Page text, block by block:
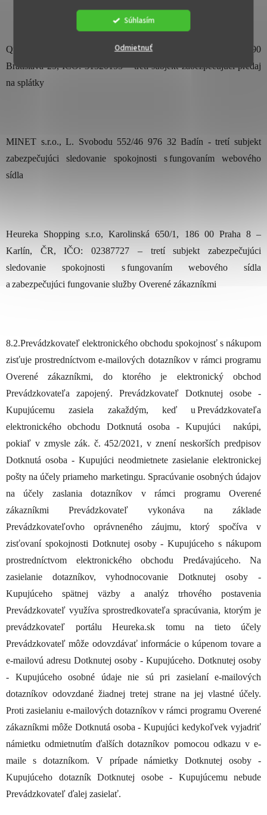
Odmietnuť
Súhlasím
Quatro / Všeobecná úverová banka a.s., Mlynské nivy 1, 829 90
Bratislava 25, IČO: 31320155 – tretí subjekt zabezpečujúci predaj
na splátky
MINET s.r.o., L. Svobodu 552/46 976 32 Badín - tretí subjekt
zabezpečujúci sledovanie spokojnosti s fungovaním webového
sídla
Heureka Shopping s.r.o, Karolinská 650/1, 186 00 Praha 8 –
Karlín, ČR, IČO: 02387727 – tretí subjekt zabezpečujúci
sledovanie spokojnosti s fungovaním webového sídla
a zabezpečujúci fungovanie služby Overené zákazníkmi
8.2.Prevádzkovateľ elektronického obchodu spokojnosť s nákupom
zisťuje prostredníctvom e-mailových dotazníkov v rámci programu
Overené zákazníkmi, do ktorého je elektronický obchod
Prevádzkovateľa zapojený. Prevádzkovateľ Dotknutej osobe -
Kupujúcemu zasiela zakaždým, keď u Prevádzkovateľa
elektronického obchodu Dotknutá osoba - Kupujúci nakúpi,
pokiaľ v zmysle zák. č. 452/2021, v znení neskorších predpisov
Dotknutá osoba - Kupujúci neodmietnete zasielanie elektronickej
pošty na účely priameho marketingu. Spracúvanie osobných údajov
na účely zaslania dotazníkov v rámci programu Overené
zákazníkmi Prevádzkovateľ vykonáva na základe
Prevádzkovateľovho oprávneného záujmu, ktorý spočíva v
zisťovaní spokojnosti Dotknutej osoby - Kupujúceho s nákupom
prostredníctvom elektronického obchodu Predávajúceho. Na
zasielanie dotazníkov, vyhodnocovanie Dotknutej osoby -
Kupujúceho spätnej väzby a analýz trhového postavenia
Prevádzkovateľ využíva sprostredkovateľa spracúvania, ktorým je
prevádzkovateľ portálu Heureka.sk tomu na tieto účely
Prevádzkovateľ môže odovzdávať informácie o kúpenom tovare a
e-mailovú adresu Dotknutej osoby - Kupujúceho. Dotknutej osoby
- Kupujúceho osobné údaje nie sú pri zasielaní e-mailových
dotazníkov odovzdané žiadnej tretej strane na jej vlastné účely.
Proti zasielaniu e-mailových dotazníkov v rámci programu Overené
zákazníkmi môže Dotknutá osoba - Kupujúci kedykoľvek vyjadriť
námietku odmietnutím ďalších dotazníkov pomocou odkazu v e-
maile s dotazníkom. V prípade námietky Dotknutej osoby -
Kupujúceho dotazník Dotknutej osobe - Kupujúcemu nebude
Prevádzkovateľ ďalej zasielať.